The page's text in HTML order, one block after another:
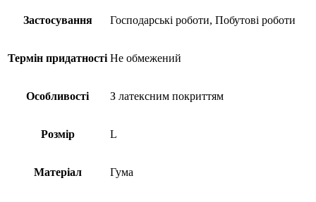
Застосування Господарські роботи, Побутові роботи
Термін придатності Не обмежений
Особливості З латексним покриттям
Розмір L
Матеріал Гума